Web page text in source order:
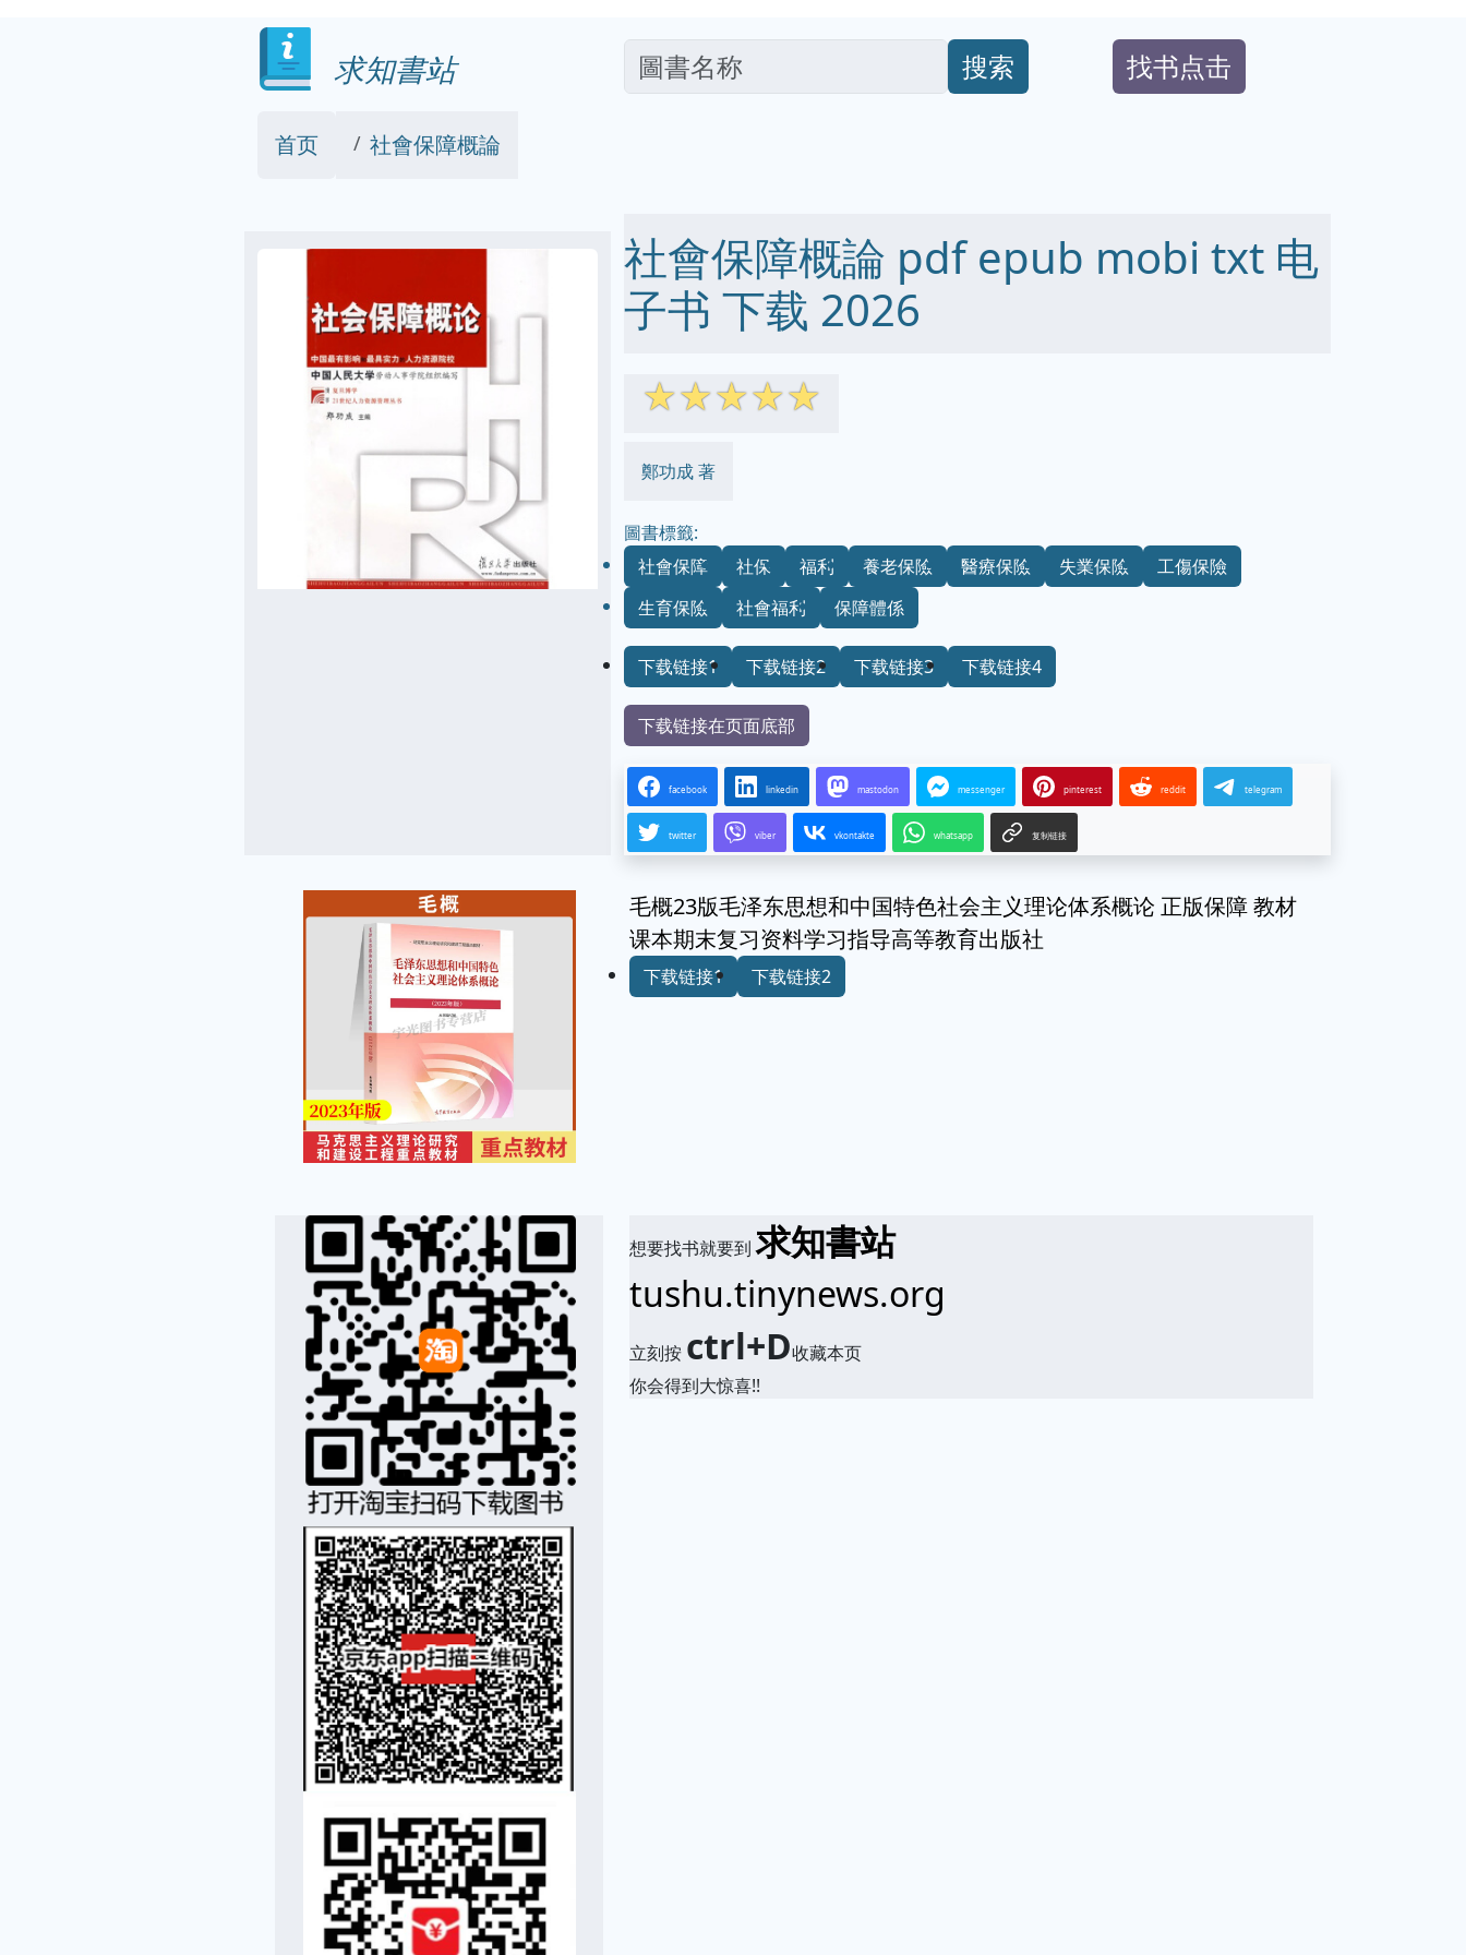
求知書站 搜索 找书点击
首页 社會保障概論
社會保障概論 pdf epub mobi txt 电
子书 下载 2026
☆☆☆☆☆
鄭功成 著
圖書標籤:
社會保障
社保 福利 養老保險 醫療保險 失業保險
工傷保險
生育保險
社會福利 保障體係
下载链接1 下载链接2 下载链接3 下载链接4
下载链接在页面底部
facebook linkedin mastodon messenger pinterest reddit telegram
twitter viber vkontakte whatsapp 复制链接
毛概23版毛泽东思想和中国特色社会主义理论体系概论 正版保障 教材
课本期末复习资料学习指导高等教育出版社
下载链接1 下载链接2
想要找书就要到求知書站
tushu.tinynews.org
立刻按 ctrl+D收藏本页
你会得到大惊喜!!